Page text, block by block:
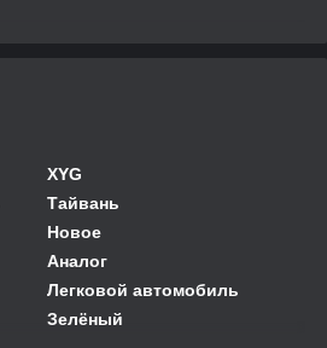
XYG
Тайвань
Новое
Аналог
Легковой автомобиль
Зелёный